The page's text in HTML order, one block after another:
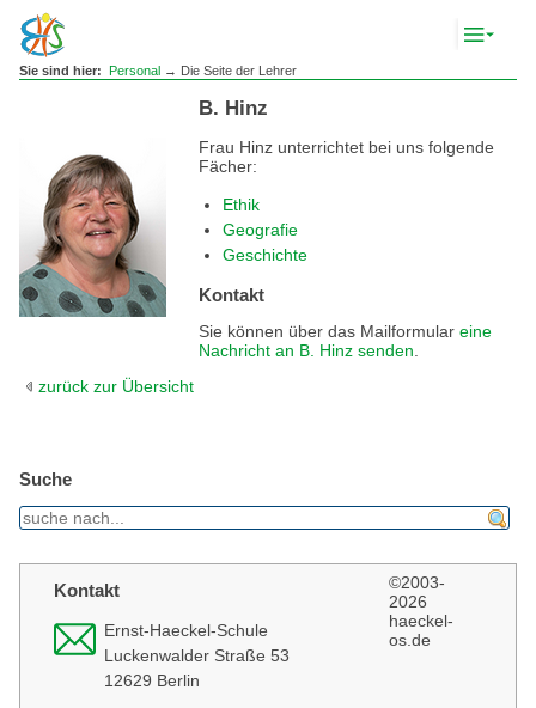
Sie sind hier: Personal→ Die Seite der Lehrer
B. Hinz
Frau Hinz unterrichtet bei uns folgende
Fächer:
Ethik
Geografie
Geschichte
Kontakt
Sie können über das Mailformular eine
Nachricht an B. Hinz senden
zurück zur Übersicht
Suche
Kontakt
Ernst-Haeckel-Schule
Luckenwalder Straße 53
12629 Berlin
©2003-
2026
haeckel-
os.de